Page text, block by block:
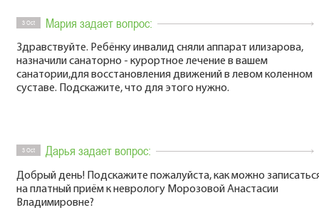
3 Oct Мария задает вопрос:
Здравствуйте. Ребёнку инвалид сняли аппарат илизарова,
назначили санаторно - курортное лечение в вашем
санатории,для восстановления движений в левом коленном
суставе. Подскажите, что для этого нужно.
3 Oct Дарья задает вопрос:
Добрый день! Подскажите пожалуйста, как можно
на платный приём к неврологу Морозовой Анастасии
Владимировне?